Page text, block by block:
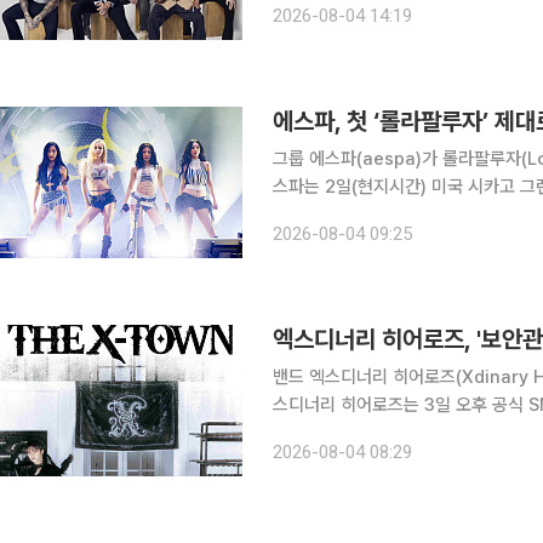
됐다. 마룬파이브의 국내 공연은
2026-08-04 14:19
에스파, 첫 ‘롤라팔루자’ 제
그룹 에스파(aespa)가 롤라팔루자
스파는 2일(현지시간) 미국 시카고 그
2026-08-04 09:25
엑스디너리 히어로즈, '보안
밴드 엑스디너리 히어로즈(Xdinary
스디너리 히어로즈는 3일 오후 공식
TOWN')' 개최 소식을 전했다.
2026-08-04 08:29